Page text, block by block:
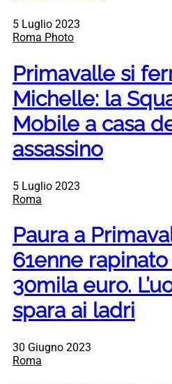
5 Luglio 2023
Roma Photo
Primavalle si
Michelle: la
Mobile a casa
assassino
5 Luglio 2023
Roma
Paura a
61enne
30mila euro.
spara ai ladri
30 Giugno 2023
Roma